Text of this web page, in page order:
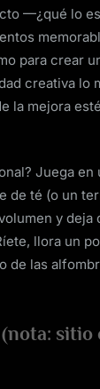
—¿qué lo
para crear
creativa lo
la mejora
Juega en
de té (o un
y deja
llora un
de las